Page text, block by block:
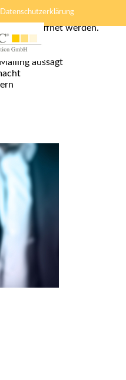
Datenschutzerklärung
auch geöffnet werden.
aussagt